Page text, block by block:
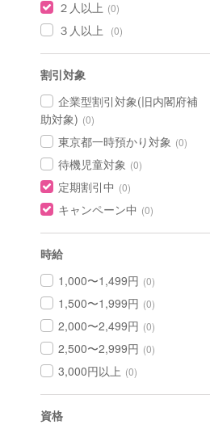
２人以上 (0)
３人以上 (0)
割引対象
企業型割引対象(旧内閣府補
助対象) (0)
東京都一時預かり対象 (0)
待機児童対象 (0)
定期割引中 (0)
キャンペーン中 (0)
時給
1,000〜1,499円 (0)
1,500〜1,999円 (0)
2,000〜2,499円 (0)
2,500〜2,999円 (0)
3,000円以上 (0)
資格